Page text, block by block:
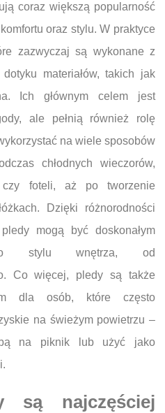
coraz większą popularność
oraz stylu. W praktyce
zazwyczaj są wykonane z
materiałów, takich jak
Ich głównym celem jest
ale pełnią również rolę
na wiele sposobów
chłodnych wieczorów,
foteli, aż po tworzenie
Dzięki różnorodności
mogą być doskonałym
stylu wnętrza, od
Co więcej, pledy są także
dla osób, które często
na świeżym powietrzu –
na piknik lub użyć jako
są najczęściej